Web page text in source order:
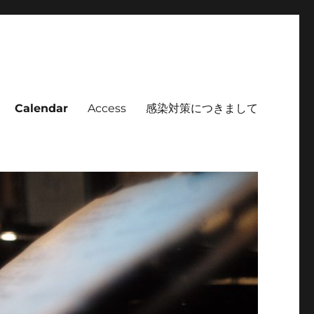
Calendar Access 感染対策につきまして